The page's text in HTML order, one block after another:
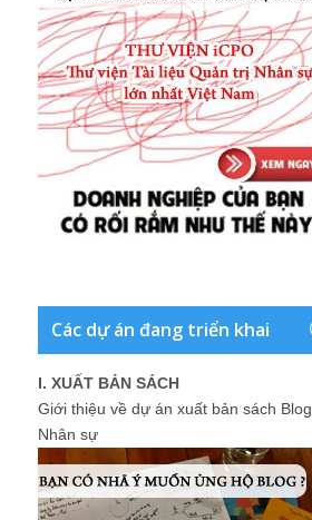
Các dự án đang triển khai
I. XUẤT BẢN SÁCH
Giới thiệu về dự án xuất bản sách Blog
Nhân sự